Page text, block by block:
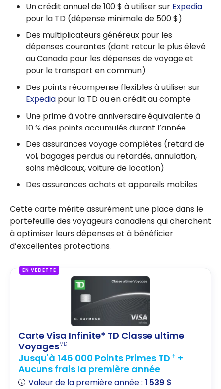
Un crédit annuel de100 $ à utiliser sur Expedia
pour la TD (dépense minimale de 500 $)
Des multiplicateurs généreux pour les
dépenses courantes (dont retour le plus élevé
au Canada pour les dépenses de voyage et
pour le transport en commun)
Des points récompense flexibles à utiliser sur
Expedia pour la TD ou en crédit au compte
Une prime à votre anniversaire équivalente à
10 % des points accumulés durant l’année
Des assurances voyage complètes (retard de
vol, bagages perdus ou retardés, annulation,
soins médicaux, voiture de location)
Des assurances achats et appareils mobiles
Cette carte mérite assurément une place dans le
portefeuille des voyageurs canadiens qui cherchent
à optimiser leurs dépenses et à bénéficier
d’excellentes protections.
EN VEDETTE
Carte Visa Infinite* TD Classe ultime
VoyagesMD
Jusqu'à 146 000 Points Primes TD † +
Aucuns frais la première année
Valeur de la première année :1 539 $